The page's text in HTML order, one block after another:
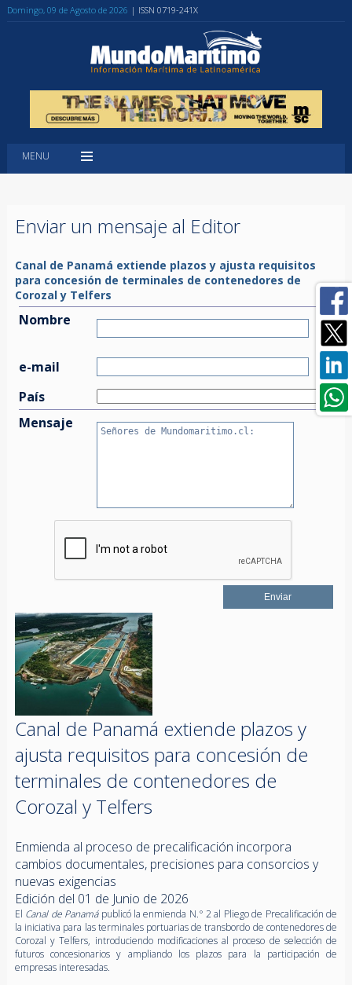
Domingo, 09 de Agosto de 2026 | ISSN 0719-241X
MENU
Enviar un mensaje al Editor
Canal de Panamá extiende plazos y ajusta requisitos
para concesión de terminales de contenedores de
Corozal y Telfers
Nombre
e-mail
País
Mensaje
Canal de Panamá extiende plazos y
ajusta requisitos para concesión de
terminales de contenedores de
Corozal y Telfers
Enmienda al proceso de precalificación incorpora
cambios documentales, precisiones para consorcios y
nuevas exigencias
Edición del 01 de Junio de 2026
El Canal de Panamá publicó la enmienda N.° 2 al Pliego de Precalificación de
la iniciativa para las terminales portuarias de transbordo de contenedores de
Corozal y Telfers, introduciendo modificaciones al proceso de selección de
futuros concesionarios y ampliando los plazos para la participación de
empresas interesadas.